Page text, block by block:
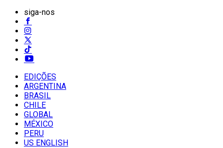
siga-nos
EDIÇÕES
ARGENTINA
BRASIL
CHILE
GLOBAL
MÉXICO
PERU
US ENGLISH